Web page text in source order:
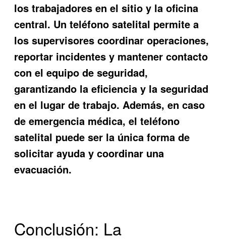
los trabajadores en el sitio y la oficina
central. Un teléfono satelital permite a
los supervisores coordinar operaciones,
reportar incidentes y mantener contacto
con el equipo de seguridad,
garantizando la eficiencia y la seguridad
en el lugar de trabajo. Además, en caso
de emergencia médica, el teléfono
satelital puede ser la única forma de
solicitar ayuda y coordinar una
evacuación.
Conclusión: La